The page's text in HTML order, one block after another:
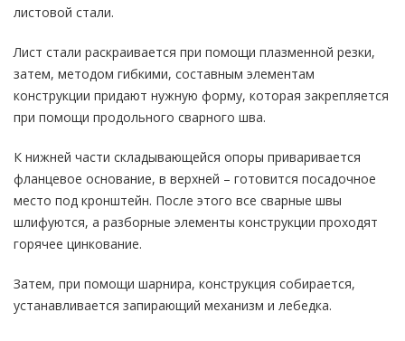
листовой стали.
Лист стали раскраивается при помощи плазменной резки,
затем, методом гибкими, составным элементам
конструкции придают нужную форму, которая закрепляется
при помощи продольного сварного шва.
К нижней части складывающейся опоры приваривается
фланцевое основание, в верхней – готовится посадочное
место под кронштейн. После этого все сварные швы
шлифуются, а разборные элементы конструкции проходят
горячее цинкование.
Затем, при помощи шарнира, конструкция собирается,
устанавливается запирающий механизм и лебедка.